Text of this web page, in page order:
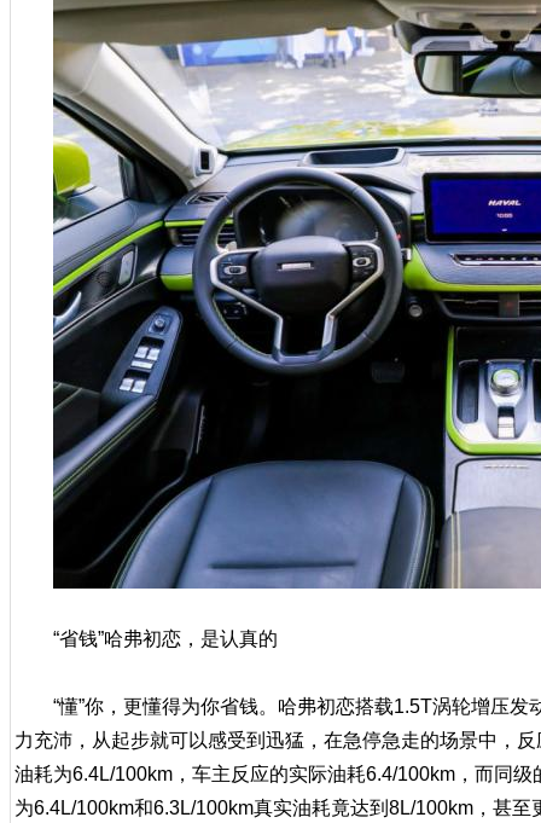
“省钱”哈弗初恋，是认真的
“懂”你，更懂得为你省钱。哈弗初恋搭载1.5T涡轮增压
力充沛，从起步就可以感受到迅猛，在急停急走的场景中，
油耗为6.4L/100km，车主反应的实际油耗6.4/100km，而同
为6.4L/100km和6.3L/100km真实油耗竟达到8L/100km，甚至